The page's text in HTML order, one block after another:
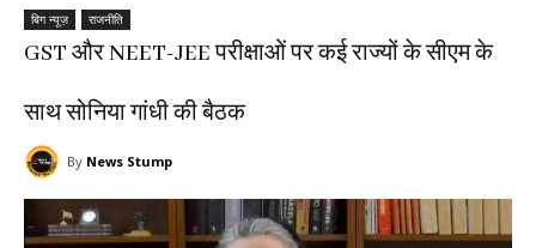
बिग न्यूज़ राजनीति
GST और NEET-JEE परीक्षाओं पर कई राज्यों के सीएम के
साथ सोनिया गांधी की बैठक
By News Stump